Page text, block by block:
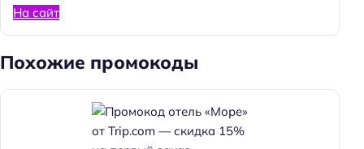
На сайт
Похожие промокоды